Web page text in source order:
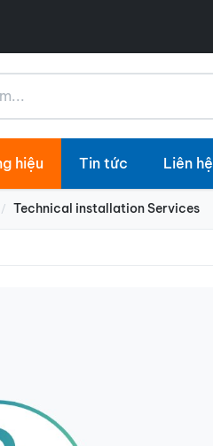
hiệu Tin tức Liên hệ
/ Technical installation Services